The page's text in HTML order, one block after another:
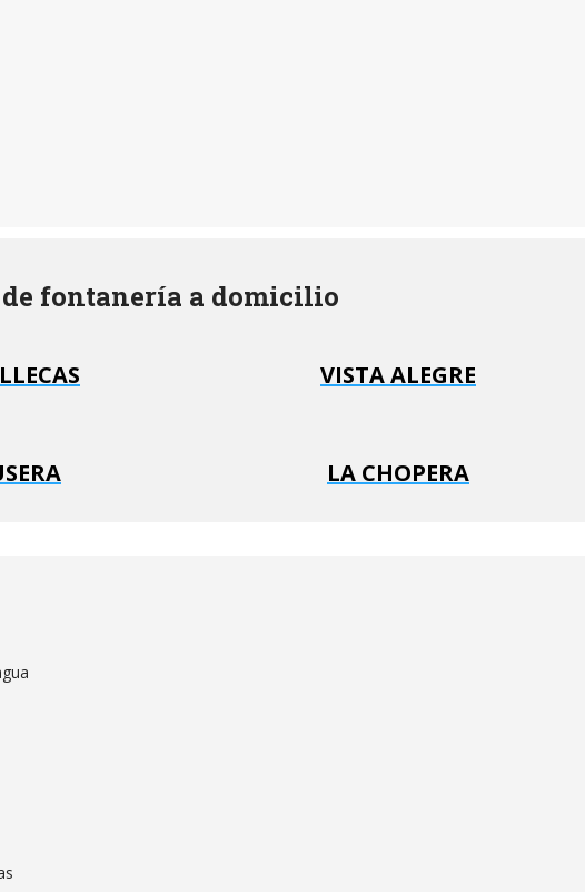
fontanería a domicilio
VISTA ALEGRE
LA CHOPERA